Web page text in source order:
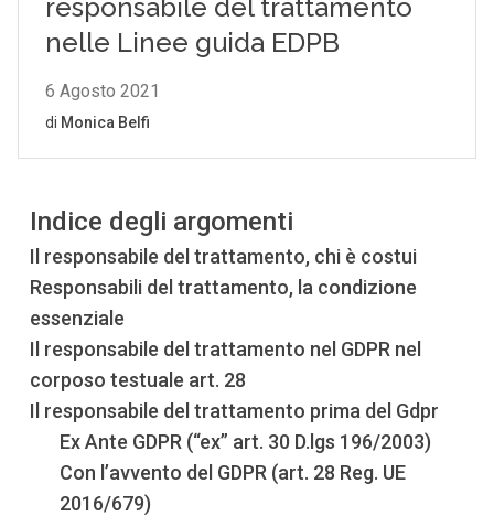
Indice degli argomenti
Il responsabile del trattamento, chi è costui
Responsabili del trattamento, la condizione
essenziale
Il responsabile del trattamento nel GDPR nel
corposo testuale art. 28
Il responsabile del trattamento prima del Gdpr
Ex Ante GDPR (“ex” art. 30 D.lgs 196/2003)
Con l’avvento del GDPR (art. 28 Reg. UE
2016/679)